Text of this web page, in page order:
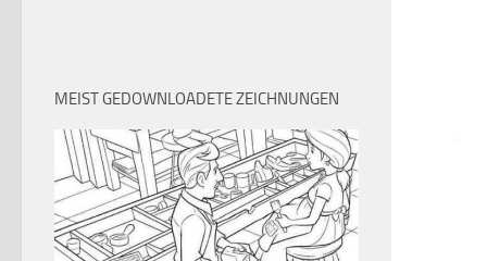
MEIST GEDOWNLOADETE ZEICHNUNGEN